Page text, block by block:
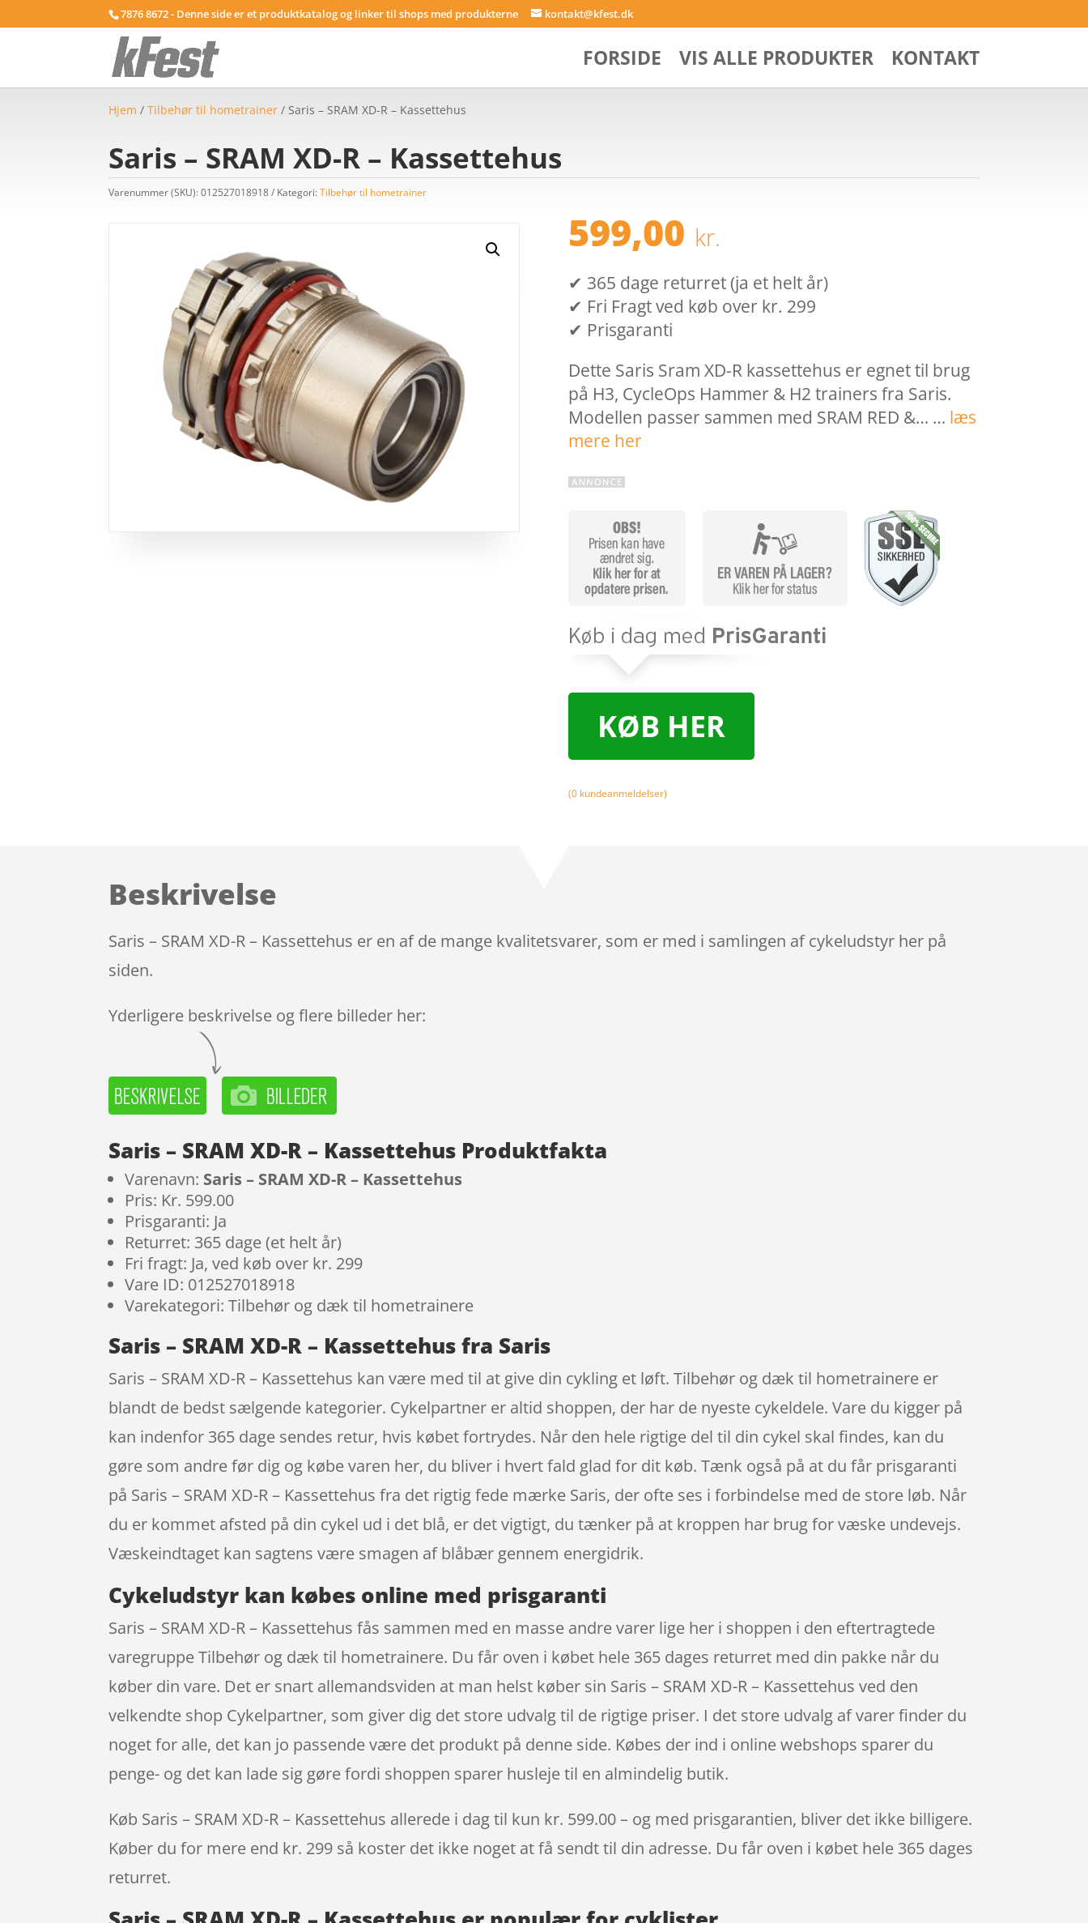
7876 8672 - Denne side er et produktkatalog og linker til shops med produkterne kontakt@kfest.dk
FORSIDE VIS ALLE PRODUKTER KONTAKT
Hjem /Tilbehør til hometrainer / Saris – SRAM XD-R – Kassettehus
Saris – SRAM XD-R – Kassettehus
Varenummer (SKU):012527018918 Kategori:Tilbehør til hometrainer
599,00 kr.
✔ 365 dage returret (ja et helt år)
✔ Fri Fragt ved køb over kr. 299
✔ Prisgaranti
Dette Saris Sram XD-R kassettehus er egnet til brug
på H3, CycleOps Hammer & H2 trainers fra Saris.
Modellen passer sammen med SRAM RED &… … læs
mere her
KØB HER
(0kundeanmeldelser)
Beskrivelse
Saris – SRAM XD-R – Kassettehus er en af de mange kvalitetsvarer, som er med i samlingen af cykeludstyr her på
siden.
Yderligere beskrivelse og flere billeder her:
Saris – SRAM XD-R – Kassettehus Produktfakta
Varenavn: Saris – SRAM XD-R – Kassettehus
Pris: Kr. 599.00
Prisgaranti: Ja
Returret: 365 dage (et helt år)
Fri fragt: Ja, ved køb over kr. 299
Vare ID: 012527018918
Varekategori: Tilbehør og dæk til hometrainere
Saris – SRAM XD-R – Kassettehus fra Saris
Saris – SRAM XD-R – Kassettehus kan være med til at give din cykling et løft. Tilbehør og dæk til hometrainere er
blandt de bedst sælgende kategorier. Cykelpartner er altid shoppen, der har de nyeste cykeldele. Vare du kigger på
kan indenfor 365 dage sendes retur, hvis købet fortrydes. Når den hele rigtige del til din cykel skal findes, kan du
gøre som andre før dig og købe varen her, du bliver i hvert fald glad for dit køb. Tænk også på at du får prisgaranti
på Saris – SRAM XD-R – Kassettehus fra det rigtig fede mærke Saris, der ofte ses i forbindelse med de store løb. Når
du er kommet afsted på din cykel ud i det blå, er det vigtigt, du tænker på at kroppen har brug for væske undevejs.
Væskeindtaget kan sagtens være smagen af blåbær gennem energidrik.
Cykeludstyr kan købes online med prisgaranti
Saris – SRAM XD-R – Kassettehus fås sammen med en masse andre varer lige her i shoppen i den eftertragtede
varegruppe Tilbehør og dæk til hometrainere. Du får oven i købet hele 365 dages returret med din pakke når du
køber din vare. Det er snart allemandsviden at man helst køber sin Saris – SRAM XD-R – Kassettehus ved den
velkendte shop Cykelpartner, som giver dig det store udvalg til de rigtige priser. I det store udvalg af varer finder du
noget for alle, det kan jo passende være det produkt på denne side. Købes der ind i online webshops sparer du
penge- og det kan lade sig gøre fordi shoppen sparer husleje til en almindelig butik.
Køb Saris – SRAM XD-R – Kassettehus allerede i dag til kun kr. 599.00 – og med prisgarantien, bliver det ikke billigere.
Køber du for mere end kr. 299 så koster det ikke noget at få sendt til din adresse. Du får oven i købet hele 365 dages
returret.